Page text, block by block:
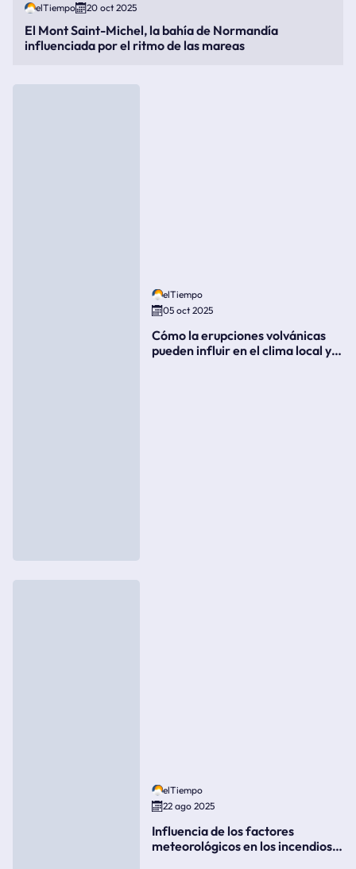
elTiempo 20 oct 2025
El Mont Saint-Michel, la bahía de Normandía
influenciada por el ritmo de las mareas
elTiempo
05 oct 2025
Cómo la erupciones volvánicas
pueden influir en el clima local y
elTiempo
22 ago 2025
Influencia de los factores
meteorológicos en los incendios